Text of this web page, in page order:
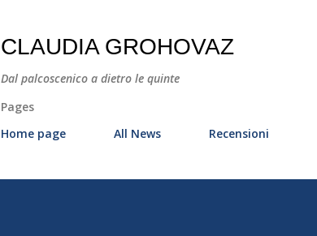
CLAUDIA GROHOVAZ
Dal palcoscenico a dietro le quinte
Pages
Home page
All News Recensioni